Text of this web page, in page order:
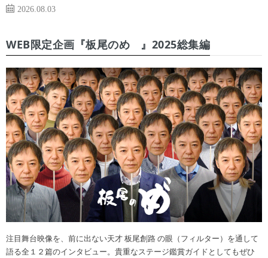
2026.08.03
WEB限定企画『板尾のめ゙』2025総集編
注目舞台映像を、前に出ない天才 板尾創路 の眼（フィルター）を通して
語る全１２篇のインタビュー。貴重なステージ鑑賞ガイドとしてもぜひ